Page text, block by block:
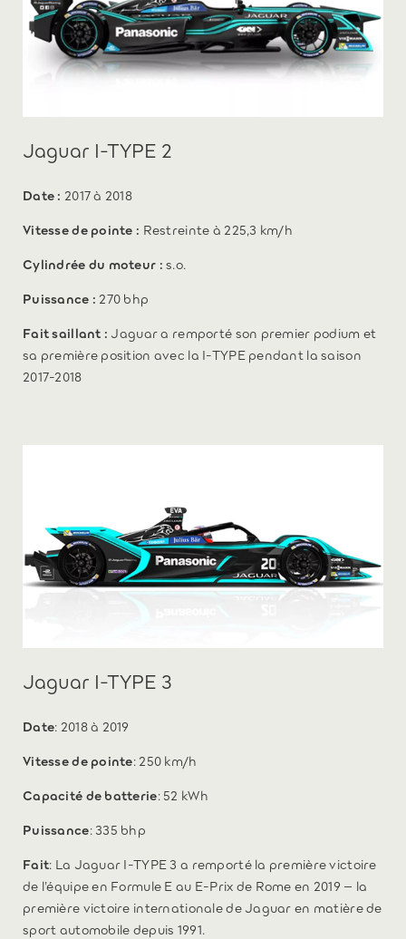
Jaguar I-TYPE 2
Date : 2017 à 2018
Vitesse de pointe : Restreinte à 225,3 km/h
Cylindrée du moteur :s.o.
Puissance : 270 bhp
Fait saillant : Jaguar a remporté son premier podium et
sa première position avec la I-TYPE pendant la saison
2017-2018
Jaguar I-TYPE 3
Date: 2018 à 2019
Vitesse de pointe: 250 km/h
Capacité de batterie: 52 kWh
Puissance: 335 bhp
Fait: La Jaguar I-TYPE 3 a remporté la première victoire
de l’équipe en Formule E au E-Prix de Rome en 2019 – la
première victoire internationale de Jaguar en matière de
sport automobile depuis 1991.